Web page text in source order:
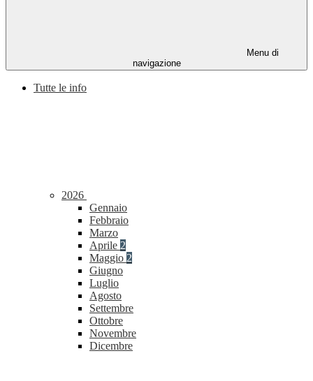
Menu di
navigazione
Tutte le info
2026
Gennaio
Febbraio
Marzo
Aprile 2
Maggio 2
Giugno
Luglio
Agosto
Settembre
Ottobre
Novembre
Dicembre